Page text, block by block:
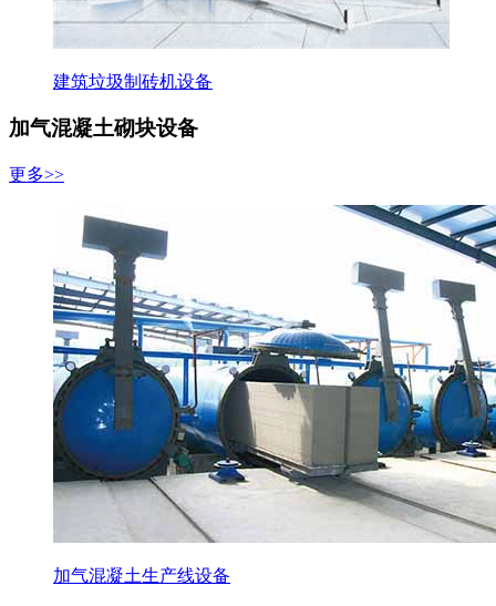
建筑垃圾制砖机设备
加气混凝土砌块设备
更多>>
加气混凝土生产线设备